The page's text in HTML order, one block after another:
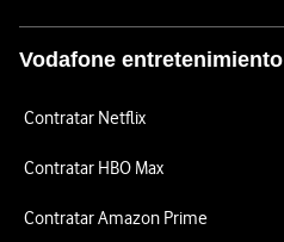
Vodafone entretenimiento
Contratar Netflix
Contratar HBO Max
Contratar Amazon Prime